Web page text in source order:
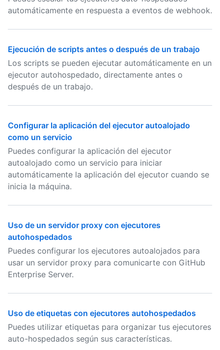
automáticamente en respuesta a eventos de webhook.
Ejecución de scripts antes o después de un trabajo
Los scripts se pueden ejecutar automáticamente en un
ejecutor autohospedado, directamente antes o
después de un trabajo.
Configurar la aplicación del ejecutor autoalojado
como un servicio
Puedes configurar la aplicación del ejecutor
autoalojado como un servicio para iniciar
automáticamente la aplicación del ejecutor cuando se
inicia la máquina.
Uso de un servidor proxy con ejecutores
autohospedados
Puedes configurar los ejecutores autoalojados para
usar un servidor proxy para comunicarte con GitHub
Enterprise Server.
Uso de etiquetas con ejecutores autohospedados
Puedes utilizar etiquetas para organizar tus ejecutores
auto-hospedados según sus características.